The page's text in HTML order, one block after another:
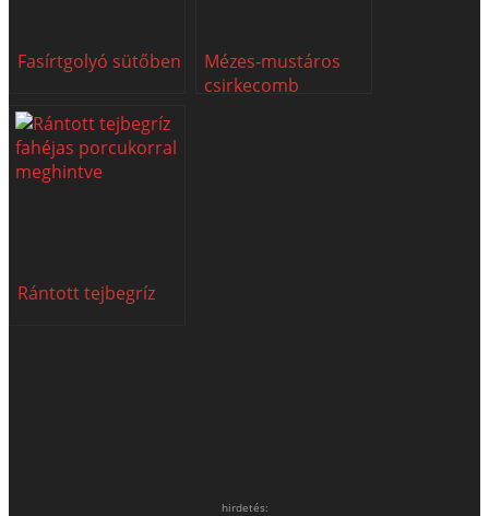
Fasírtgolyó sütőben
Mézes-mustáros
csirkecomb
Rántott tejbegríz
hirdetés: